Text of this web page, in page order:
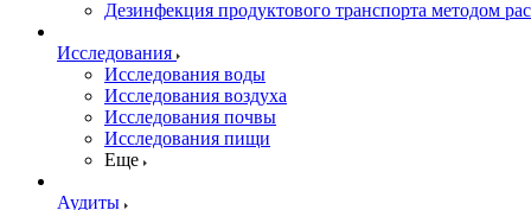
Дезинфекция продуктового транспорта методом
Исследования
Исследования воды
Исследования воздуха
Исследования почвы
Исследования пищи
Еще
Аудиты